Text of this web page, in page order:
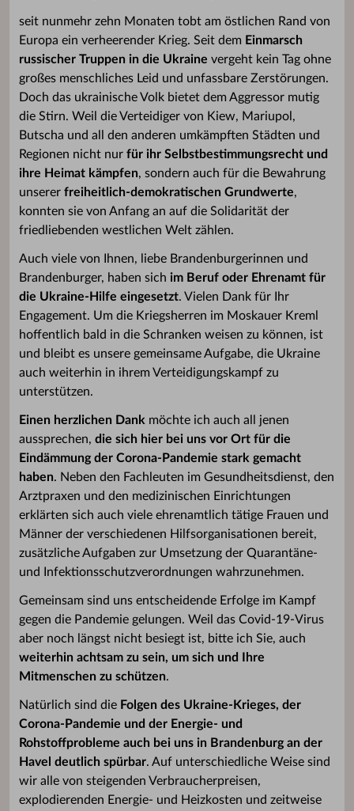
seit nunmehr zehn Monaten tobt am östlichen Rand von
Europa ein verheerender Krieg. Seit dem Einmarsch
russischer Truppen in die Ukraine vergeht kein Tag ohne
großes menschliches Leid und unfassbare Zerstörungen.
Doch das ukrainische Volk bietet dem Aggressor mutig
die Stirn. Weil die Verteidiger von Kiew, Mariupol,
Butscha und all den anderen umkämpften Städten und
Regionen nicht nur für ihr Selbstbestimmungsrecht und
ihre Heimat kämpfen, sondern auch für die Bewahrung
unserer freiheitlich-demokratischen Grundwerte,
konnten sie von Anfang an auf die Solidarität der
friedliebenden westlichen Welt zählen.
Auch viele von Ihnen, liebe Brandenburgerinnen und
Brandenburger, haben sich im Beruf oder Ehrenamt für
die Ukraine-Hilfe eingesetzt. Vielen Dank für Ihr
Engagement. Um die Kriegsherren im Moskauer Kreml
hoffentlich bald in die Schranken weisen zu können, ist
und bleibt es unsere gemeinsame Aufgabe, die Ukraine
auch weiterhin in ihrem Verteidigungskampf zu
unterstützen.
Einen herzlichen Dank möchte ich auch all jenen
aussprechen, die sich hier bei uns vor Ort für die
Eindämmung der Corona-Pandemie stark gemacht
haben. Neben den Fachleuten im Gesundheitsdienst, den
Arztpraxen und den medizinischen Einrichtungen
erklärten sich auch viele ehrenamtlich tätige Frauen und
Männer der verschiedenen Hilfsorganisationen bereit,
zusätzliche Aufgaben zur Umsetzung der Quarantäne-
und Infektionsschutzverordnungen wahrzunehmen.
Gemeinsam sind uns entscheidende Erfolge im Kampf
gegen die Pandemie gelungen. Weil das Covid-19-Virus
aber noch längst nicht besiegt ist, bitte ich Sie, auch
weiterhin achtsam zu sein, um sich und Ihre
Mitmenschen zu schützen.
Natürlich sind die Folgen des Ukraine-Krieges, der
Corona-Pandemie und der Energie- und
Rohstoffprobleme auch bei uns in Brandenburg an der
Havel deutlich spürbar. Auf unterschiedliche Weise sind
wir alle von steigenden Verbraucherpreisen,
explodierenden Energie- und Heizkosten und zeitweise